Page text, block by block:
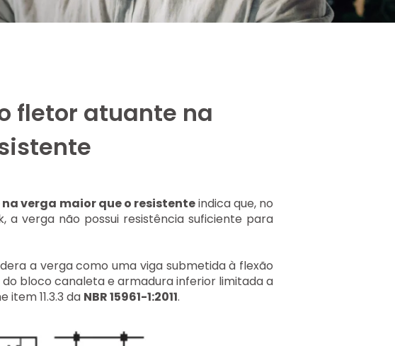
fletor atuante na
verga maior que o resistenteindica que, no
a verga não possui resistência suficiente para
a verga como uma viga submetida à flexão
bloco canaleta e armadura inferior limitada a
11.3.3 da NBR 15961-1:2011.